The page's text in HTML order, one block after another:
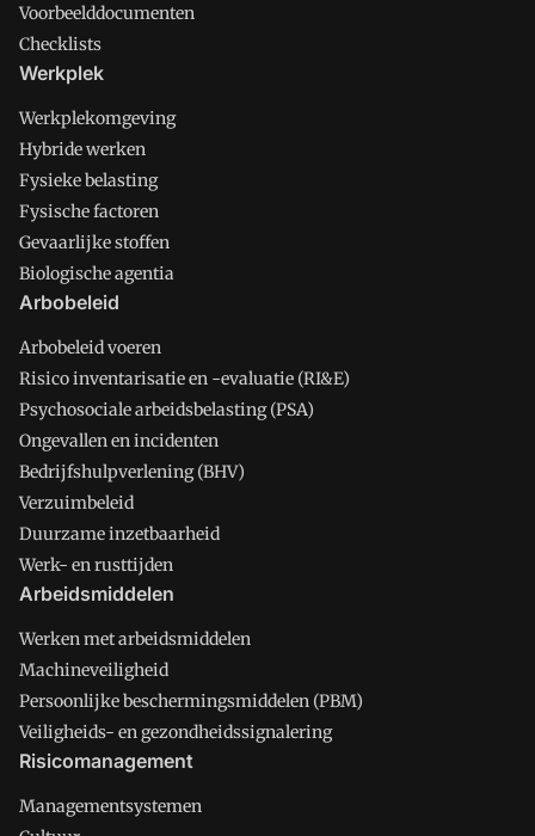
Voorbeelddocumenten
Checklists
Werkplek
Werkplekomgeving
Hybride werken
Fysieke belasting
Fysische factoren
Gevaarlijke stoffen
Biologische agentia
Arbobeleid
Arbobeleid voeren
Risico inventarisatie en -evaluatie (RI&E)
Psychosociale arbeidsbelasting (PSA)
Ongevallen en incidenten
Bedrijfshulpverlening (BHV)
Verzuimbeleid
Duurzame inzetbaarheid
Werk- en rusttijden
Arbeidsmiddelen
Werken met arbeidsmiddelen
Machineveiligheid
Persoonlijke beschermingsmiddelen (PBM)
Veiligheids- en gezondheidssignalering
Risicomanagement
Managementsystemen